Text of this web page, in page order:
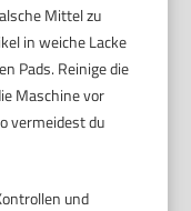
Mittel zu
in weiche Lacke
Pads. Reinige die
Maschine vor
vermeidest du
und